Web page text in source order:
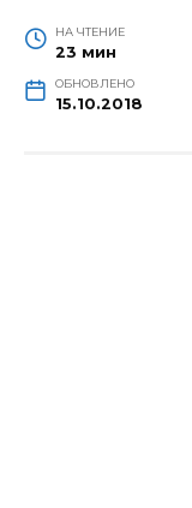
НА ЧТЕНИЕ
23 мин
ОБНОВЛЕНО
15.10.2018